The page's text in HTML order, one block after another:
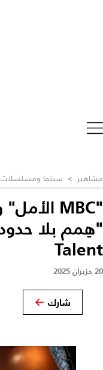
مشاهير > سينما ومسلسلات
Talent
20 حزيران 2025
شارك